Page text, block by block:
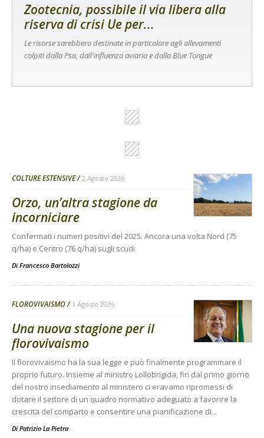
Zootecnia, possibile il via libera alla
riserva di crisi Ue per...
Le risorse sarebbero destinate in particolare agli allevamenti
colpiti dalla Psa, dall'influenza aviaria e dalla Blue Tongue
COLTURE ESTENSIVE 2 Agosto 2026
Orzo, un’altra stagione da
incorniciare
Confermati i numeri positivi del 2025. Ancora una volta Nord (75
q/ha) e Centro (76 q/ha) sugli scudi
Di Francesco Bartolozzi
FLOROVIVAISMO 1 Agosto 2026
Una nuova stagione per il
florovivaismo
Il florovivaismo ha la sua legge e può finalmente programmare il
proprio futuro. Insieme al ministro Lollobrigida, fin dal primo giorno
del nostro insediamento al ministero ci eravamo ripromessi di
dotare il settore di un quadro normativo adeguato a favorire la
crescita del comparto e consentire una pianificazione di...
Di Patrizio La Pietra -